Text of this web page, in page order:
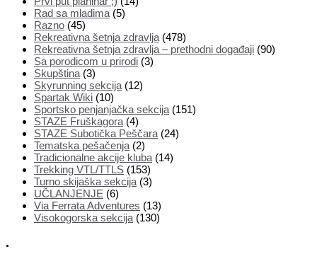
Rad sa mladima (5)
Razno (45)
Rekreativna šetnja zdravlja (478)
Rekreativna šetnja zdravlja – prethodni događaji (90)
Sa porodicom u prirodi (3)
Skupština (3)
Skyrunning sekcija (12)
Spartak Wiki (10)
Sportsko penjanjačka sekcija (151)
STAZE Fruškagora (4)
STAZE Subotička Peščara (24)
Tematska pešačenja (2)
Tradicionalne akcije kluba (14)
Trekking VTL/TTLS (153)
Turno skijaška sekcija (3)
UČLANJENJE (6)
Via Ferrata Adventures (13)
Visokogorska sekcija (130)
.